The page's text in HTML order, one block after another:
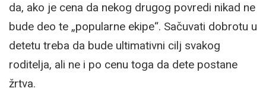
da, ako je cena da nekog drugog povredi nikad ne
bude deo te „popularne ekipe“. Sačuvati dobrotu u
detetu treba da bude ultimativni cilj svakog
roditelja, ali ne i po cenu toga da dete postane
žrtva.